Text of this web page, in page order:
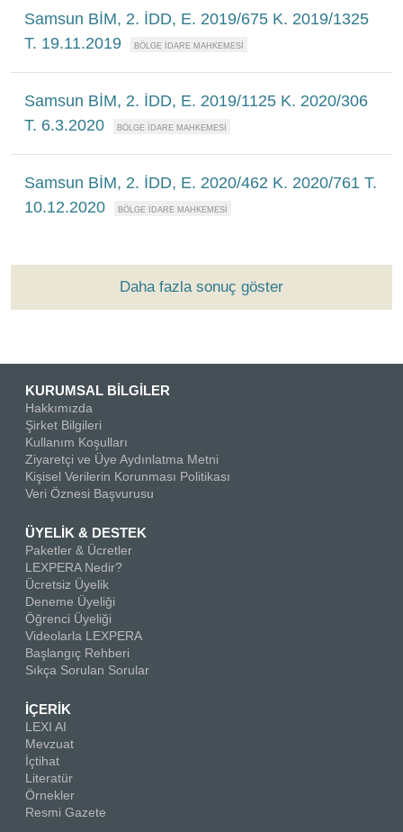
Samsun BİM, 2. İDD, E. 2019/675 K. 2019/1325
T. 19.11.2019
Samsun BİM, 2. İDD, E. 2019/1125 K. 2020/306
T. 6.3.2020
Samsun BİM, 2. İDD, E. 2020/462 K. 2020/761 T.
10.12.2020
Daha fazla sonuç göster
KURUMSAL BİLGİLER
Hakkımızda
Şirket Bilgileri
Kullanım Koşulları
Ziyaretçi ve Üye Aydınlatma Metni
Kişisel Verilerin Korunması Politikası
Veri Öznesi Başvurusu
ÜYELİK & DESTEK
Paketler & Ücretler
LEXPERA Nedir?
Ücretsiz Üyelik
Deneme Üyeliği
Öğrenci Üyeliği
Videolarla LEXPERA
Başlangıç Rehberi
Sıkça Sorulan Sorular
İÇERİK
LEXI AI
Mevzuat
İçtihat
Literatür
Örnekler
Resmi Gazete